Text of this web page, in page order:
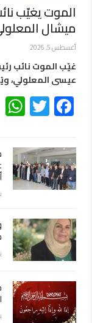
الموت يغيّب
ميشال
أغسطس 5, 2026
غيّب الموت نائب
عيسى المعلولي،